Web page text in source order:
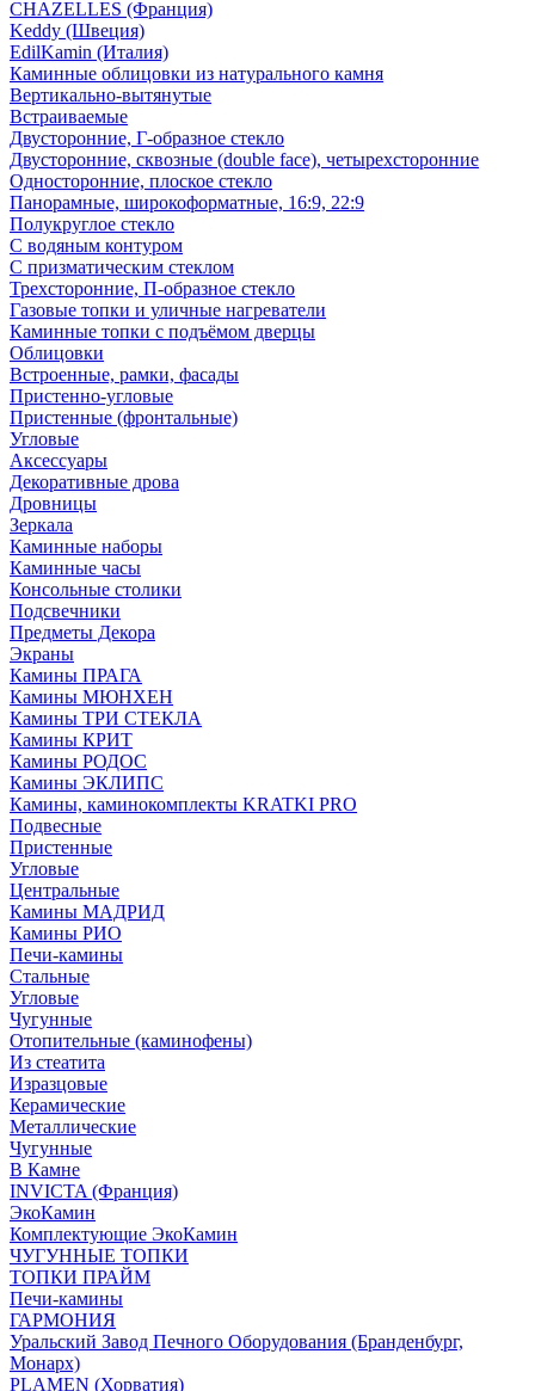
CHAZELLES (Франция)
Keddy (Швеция)
EdilKamin (Италия)
Каминные облицовки из натурального камня
Вертикально-вытянутые
Встраиваемые
Двусторонние, Г-образное стекло
Двусторонние, сквозные (double face), четырехсторонние
Односторонние, плоское стекло
Панорамные, широкоформатные, 16:9, 22:9
Полукруглое стекло
С водяным контуром
С призматическим стеклом
Трехсторонние, П-образное стекло
Газовые топки и уличные нагреватели
Каминные топки с подъёмом дверцы
Облицовки
Встроенные, рамки, фасады
Пристенно-угловые
Пристенные (фронтальные)
Угловые
Аксессуары
Декоративные дрова
Дровницы
Зеркала
Каминные наборы
Каминные часы
Консольные столики
Подсвечники
Предметы Декора
Экраны
Камины ПРАГА
Камины МЮНХЕН
Камины ТРИ СТЕКЛА
Камины КРИТ
Камины РОДОС
Камины ЭКЛИПС
Камины, каминокомплекты KRATKI PRO
Подвесные
Пристенные
Угловые
Центральные
Камины МАДРИД
Камины РИО
Печи-камины
Стальные
Угловые
Чугунные
Отопительные (каминофены)
Из стеатита
Изразцовые
Керамические
Металлические
Чугунные
В Камне
INVICTA (Франция)
ЭкоКамин
Комплектующие ЭкоКамин
ЧУГУННЫЕ ТОПКИ
ТОПКИ ПРАЙМ
Печи-камины
ГАРМОНИЯ
Уральский Завод Печного Оборудования (Бранденбург,
Монарх)
PLAMEN (Хорватия)